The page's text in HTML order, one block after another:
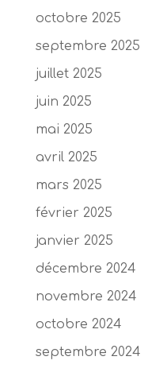
octobre 2025
septembre 2025
juillet 2025
juin 2025
mai 2025
avril 2025
mars 2025
février 2025
janvier 2025
décembre 2024
novembre 2024
octobre 2024
septembre 2024